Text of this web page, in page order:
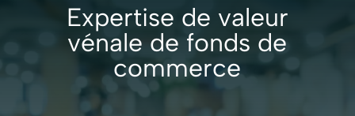
Expertise de valeur
vénale de fonds de
commerce